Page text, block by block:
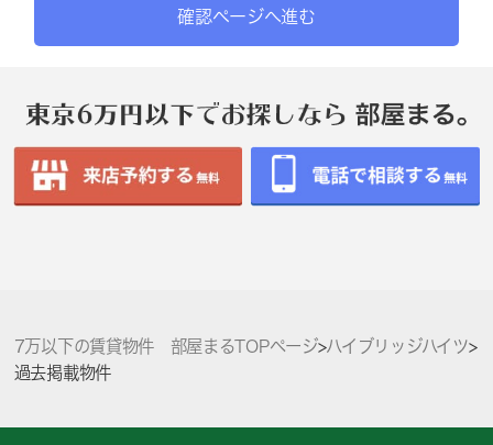
確認ページへ進む
7万以下の賃貸物件 部屋まるTOPページ>ハイブリッジハイツ>
過去掲載物件